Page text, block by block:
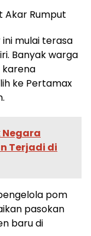
Akar Rumput
mulai terasa
Banyak warga
karena
ke Pertamax
Negara
Terjadi di
pom
pasokan
baru di